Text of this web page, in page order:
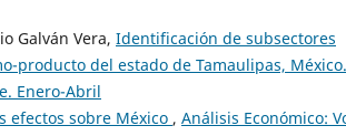
Galván Vera, Identificación de subsectores
producto del estado de Tamaulipas, México.
Enero-Abril
efectos sobre México , Análisis Económico: